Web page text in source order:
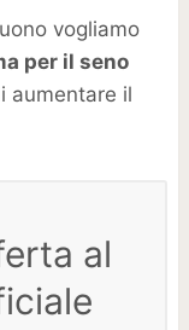
vogliamo
per il seno
aumentare il
al